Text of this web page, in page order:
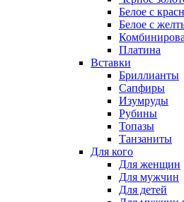
Белое с
Белое с
Платина
Вставки
Бриллианты
Сапфиры
Изумруды
Рубины
Топазы
Танзаниты
Для кого
Для женщин
Для мужчин
Для детей